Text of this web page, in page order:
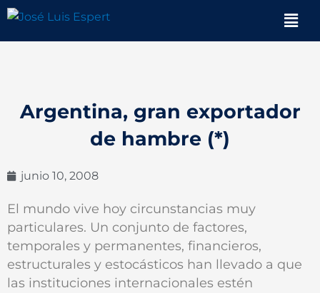
contenido
Argentina, gran exportador
de hambre (*)
junio 10, 2008
El mundo vive hoy circunstancias muy
particulares. Un conjunto de factores,
temporales y permanentes, financieros,
estructurales y estocásticos han llevado a que
las instituciones internacionales estén